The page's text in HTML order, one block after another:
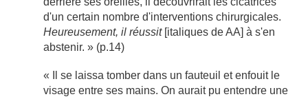
d'un certain nombre d'interventions chirurgicales.
Heureusement, il réussit[italiques de AA] à s'en
abstenir. » (p.14)
« Il se laissa tomber dans un fauteuil et enfouit le
visage entre ses mains. On aurait pu entendre une